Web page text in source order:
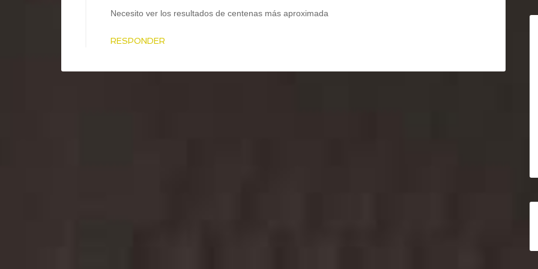
Necesito ver los resultados de centenas más aproximada
RESPONDER